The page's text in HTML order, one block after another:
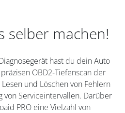
selber machen!
hast du dein Auto
OBD2-Tiefenscan der
und Löschen von Fehlern
von Serviceintervallen. Darüber
PRO eine Vielzahl von